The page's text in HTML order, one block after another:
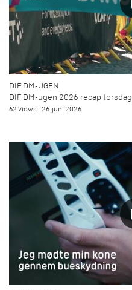
DIF DM-UGEN
DIF DM-ugen 2026 recap torsdag
62 views 26. juni 2026